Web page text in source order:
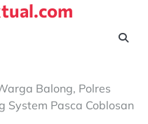
Balong, Polres
System Pasca Coblosan